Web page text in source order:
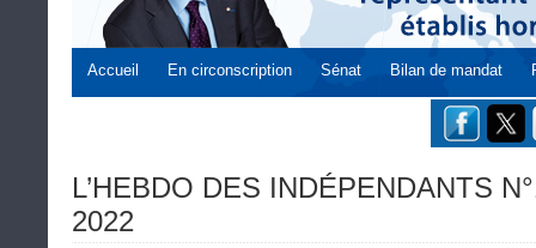
Accueil En circonscription Sénat Bilan de mandat
L’HEBDO DES INDÉPENDANTS
2022